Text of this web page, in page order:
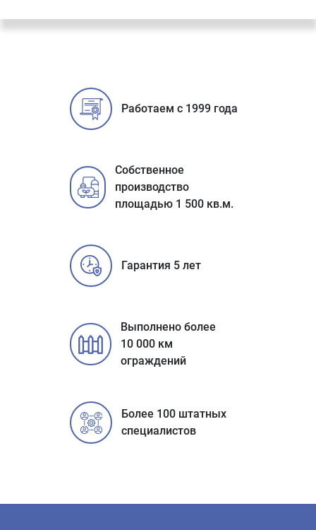
Работаем с 1999 года
Собственное
производство
площадью 1 500 кв.м.
Гарантия 5 лет
Выполнено более
10 000 км
ограждений
Более 100 штатных
специалистов